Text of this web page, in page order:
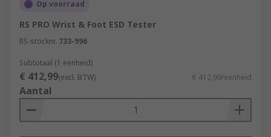
Op voorraad
RS PRO Wrist & Foot ESD Tester
RS-stocknr. 733-996
Subtotaal (1 eenheid)
€ 412,99(excl. BTW) € 412,99/eenheid
Aantal